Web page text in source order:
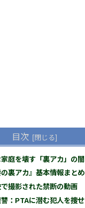
目次
庭を壊す「裏アカ」の闇
の裏アカ』基本情報まとめ
撮影された禁断の動画
：PTAに潜む犯人を捜せ